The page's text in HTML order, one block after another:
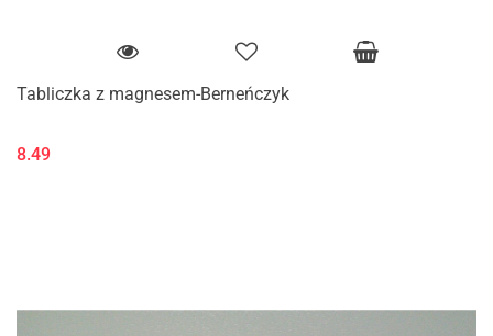
Tabliczka z magnesem-Berneńczyk
8.49